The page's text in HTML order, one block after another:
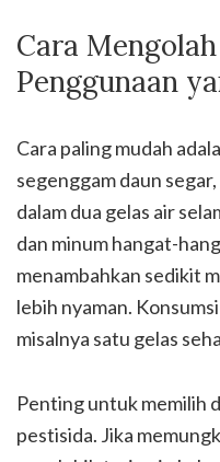
Cara
Penggunaan
Cara paling mudah
segenggam daun
dalam dua gelas air
dan minum hangat-
menambahkan sedikit
lebih nyaman.
misalnya satu gelas
Penting untuk memilih
pestisida. Jika